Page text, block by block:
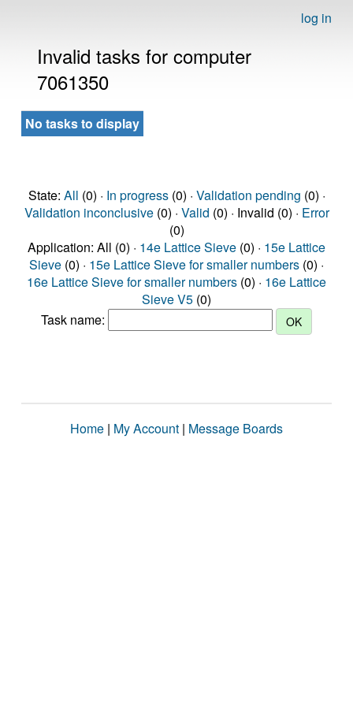
log in
Invalid tasks for computer
7061350
No tasks to display
State: All (0) · In progress(0) · Validation pending (0) ·
Validation inconclusive(0) · Valid (0) · Invalid (0) · Error
(0)
Application: All (0) · 14e Lattice Sieve (0) · 15e Lattice
Sieve (0) · 15e Lattice Sieve for smaller numbers (0) ·
16e Lattice Sieve for smaller numbers (0) · 16e Lattice
Sieve V5 (0)
Task name:
Home | My Account | Message Boards